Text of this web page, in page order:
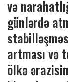
və
günlərdə
artması və
ölkə